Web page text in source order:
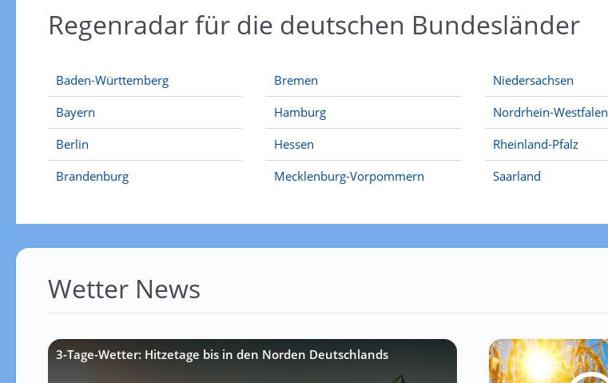
Regenradar für die deutschen Bundesländer
Baden-Württemberg
Bayern
Berlin
Brandenburg
Bremen
Hamburg
Hessen
Mecklenburg-Vorpommern
Niedersachsen
Nordrhein-Westfalen
Rheinland-Pfalz
Saarland
Wetter News
3-Tage-Wetter: Hitzetage bis in den Norden Deutschlands